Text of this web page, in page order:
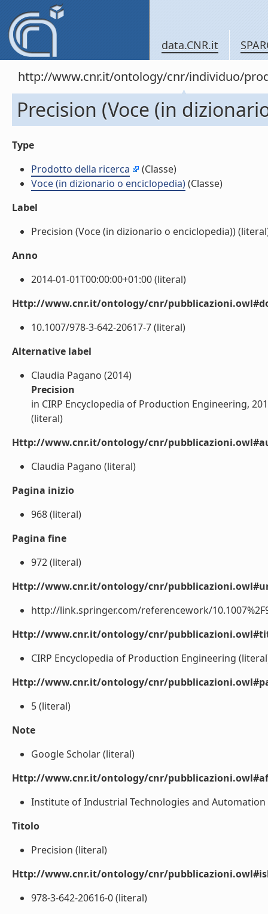
data.CNR.it
http://www.cnr.it/ontology/cnr/individuo/
Precision (Voce (in
Type
Prodotto della ricerca
(Classe)
Voce (in dizionario o enciclopedia)(Classe)
Label
Precision (Voce (in dizionario o enciclopedia))
Anno
2014-01-01T00:00:00+01:00 (literal)
Http://www.cnr.it/ontology/cnr/
10.1007/978-3-642-20617-7 (literal)
Alternative label
Claudia Pagano (2014)
Precision
in CIRP Encyclopedia of Production Engineering,
(literal)
Http://www.cnr.it/ontology/cnr/
Claudia Pagano (literal)
Pagina inizio
968 (literal)
Pagina fine
972 (literal)
Http://www.cnr.it/ontology/cnr/
http://link.springer.com/referencework/
Http://www.cnr.it/ontology/cnr/
CIRP Encyclopedia of Production Engineering
Http://www.cnr.it/ontology/cnr/
5 (literal)
Note
Google Scholar (literal)
Http://www.cnr.it/ontology/cnr/
Institute of Industrial Technologies and Automation
Titolo
Precision (literal)
Http://www.cnr.it/ontology/cnr/
978-3-642-20616-0 (literal)